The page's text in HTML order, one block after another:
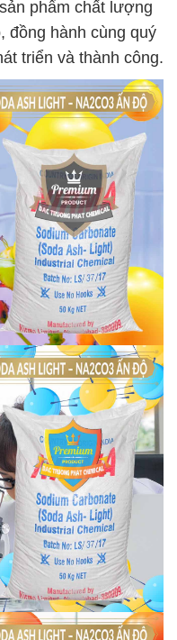
phẩm chất lượng
đồng hành cùng quý
triển và thành công.